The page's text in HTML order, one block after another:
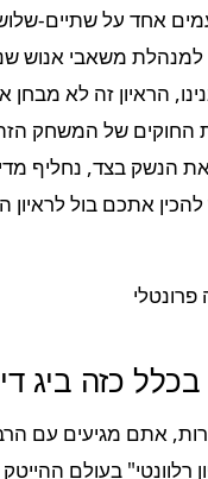
אחד על שתיים-
למנהלת משאבי אנוש
הראיון זה לא
החוקים של המשחק
הנשק בצד, נחליף
אתכם בול
כזה ביג
אתם מגיעים עם
רלוונטי" בעולם